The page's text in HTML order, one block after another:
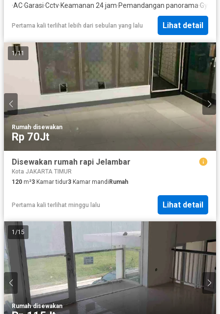
·AC·Garasi·Cctv·Keamanan 24 jam·Pemandangan panorama·Gym
Pertama kali terlihat lebih dari sebulan yang lalu Lihat detail
1/11
Rumah·disewakan
Rp 70Jt
Disewakan rumah rapi Jelambar
Kota JAKARTA TIMUR
120 m²3 Kamar tidur3 Kamar mandiRumah
Pertama kali terlihat minggu lalu Lihat detail
1 /15
Rumah·disewakan